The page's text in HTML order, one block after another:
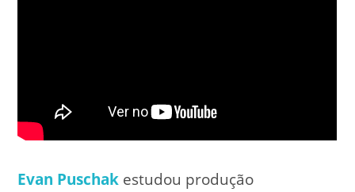
Evan Puschak estudou produção